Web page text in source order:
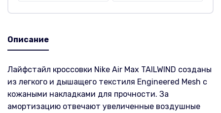
Описание
Лайфстайл кроссовки Nike Air Max TAILWIND созданы
из легкого и дышащего текстиля Engineered Mesh с
кожаными накладками для прочности. За
амортизацию отвечают увеличенные воздушные